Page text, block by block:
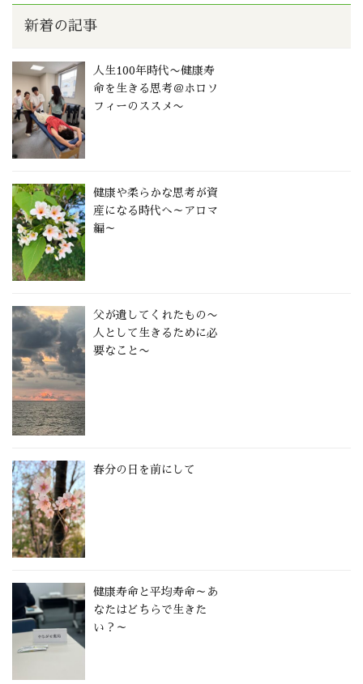
新着の記事
人生100年時代〜健康寿
命を生きる思考＠ホロソ
フィーのススメ〜
健康や柔らかな思考が資
産になる時代へ～アロマ
編～
父が遺してくれたもの〜
人として生きるために必
要なこと〜
春分の日を前にして
健康寿命と平均寿命～あ
なたはどちらで生きた
い？～